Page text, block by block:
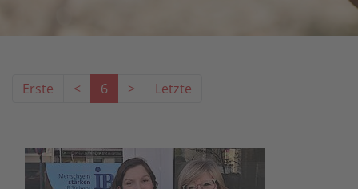
Erste < 6 > Letzte